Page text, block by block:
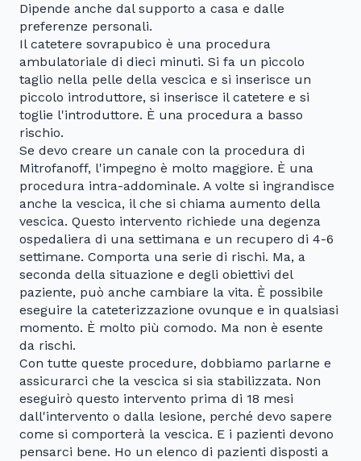
Dipende anche dal supporto a casa e dalle
preferenze personali.
Il catetere sovrapubico è una procedura
ambulatoriale di dieci minuti. Si fa un piccolo
taglio nella pelle della vescica e si inserisce un
piccolo introduttore, si inserisce il catetere e si
toglie l'introduttore. È una procedura a basso
rischio.
Se devo creare un canale con la procedura di
Mitrofanoff, l'impegno è molto maggiore. È una
procedura intra-addominale. A volte si ingrandisce
anche la vescica, il che si chiama aumento della
vescica. Questo intervento richiede una degenza
ospedaliera di una settimana e un recupero di 4-6
settimane. Comporta una serie di rischi. Ma, a
seconda della situazione e degli obiettivi del
paziente, può anche cambiare la vita. È possibile
eseguire la cateterizzazione ovunque e in qualsiasi
momento. È molto più comodo. Ma non è esente
da rischi.
Con tutte queste procedure, dobbiamo parlarne e
assicurarci che la vescica si sia stabilizzata. Non
eseguirò questo intervento prima di 18 mesi
dall'intervento o dalla lesione, perché devo sapere
come si comporterà la vescica. E i pazienti devono
pensarci bene. Ho un elenco di pazienti disposti a